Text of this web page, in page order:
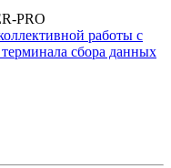
PRO
работы с
сбора данных